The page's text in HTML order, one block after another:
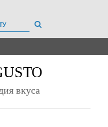
вкуса